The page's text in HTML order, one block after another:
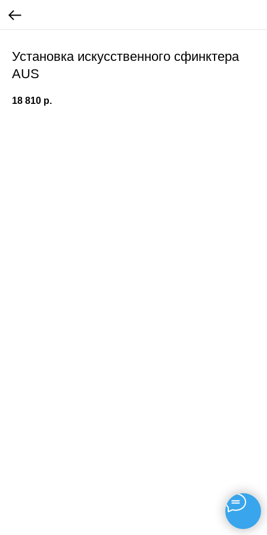
Установка искусственного сфинктера
AUS
18 810 р.